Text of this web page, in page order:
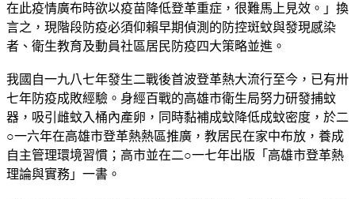
在此疫情廣布時欲以疫苗降低登革重症，很難馬上見效。」換
言之，現階段防疫必須仰賴早期偵測的防控斑蚊與發現感染
者、衛生教育及動員社區居民防疫四大策略並進。
我國自一九八七年發生二戰後首波登革熱大流行至今，已有卅
七年防疫成敗經驗。身經百戰的高雄市衛生局努力研發捕蚊
器，吸引雌蚊入桶內產卵，同時黏補成蚊降低成蚊密度，於二
○一六年在高雄市登革熱熱區推廣，教居民在家中布放，養成
自主管理環境習慣；高市並在二○一七年出版「高雄市登革熱
理論與實務」一書。